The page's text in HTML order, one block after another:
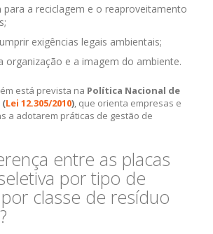
para a reciclagem e o reaproveitamento
exigências legais ambientais;
organização e a imagem do ambiente.
está prevista na Política Nacional de
(Lei 12.305/2010), que orienta empresas e
a adotarem práticas de gestão de
entre as placas
por tipo de
classe de resíduo